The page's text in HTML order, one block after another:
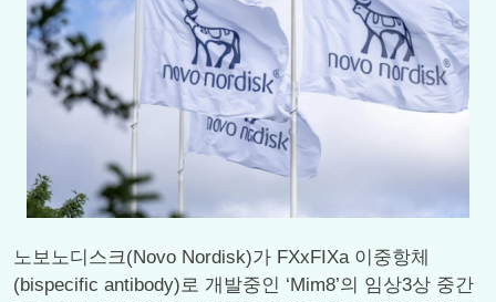
노보노디스크(Novo Nordisk)가 FXxFIXa 이중항체
(bispecific antibody)로 개발중인 ‘Mim8’의 임상3상 중간